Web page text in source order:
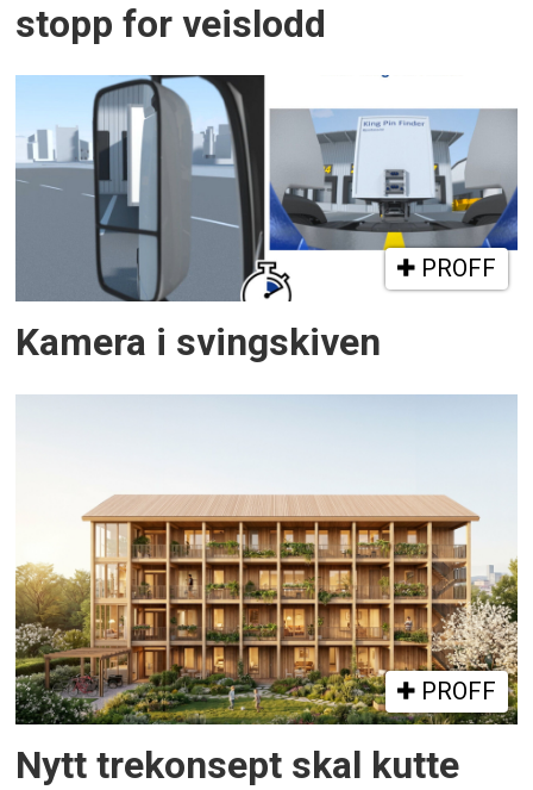
stopp for veislodd
PROFF
Kamera i svingskiven
PROFF
Nytt trekonsept skal kutte